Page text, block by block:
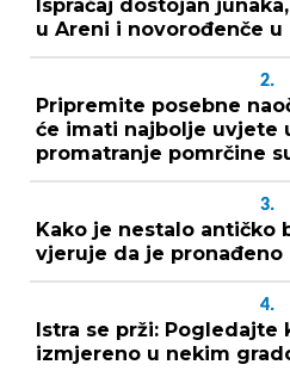
Ispraćaj dostojan
u Areni i novorođenče u
2.
Pripremite posebne
će imati najbolje uvjete
promatranje pomrčine
3.
Kako je nestalo antičko
vjeruje da je pronađeno
4.
Istra se prži:
izmjereno u nekim